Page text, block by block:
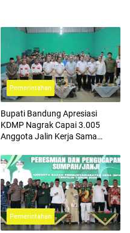
Pemerintahan
Bupati Bandung Apresiasi
KDMP Nagrak Capai 3.005
Anggota Jalin Kerja Sama
Pemerintahan